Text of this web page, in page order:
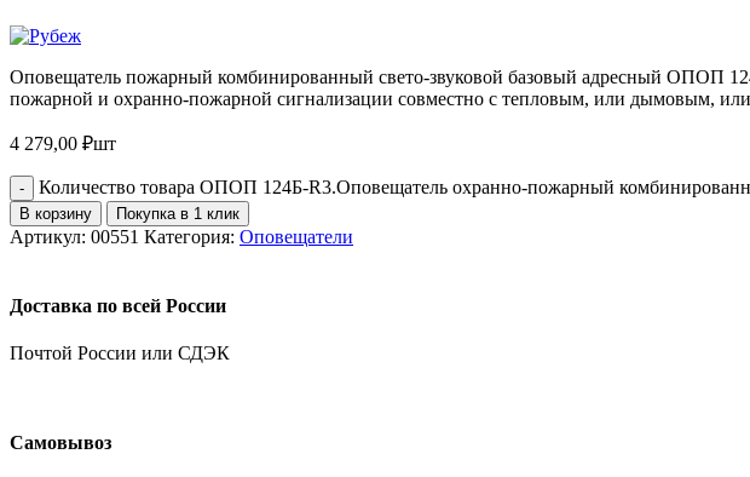
Оповещатель пожарный комбинированный свето-звуковой базовый адресный ОПОП
пожарной и охранно-пожарной сигнализации совместно с тепловым, или дымовым,
4 279,00 ₽шт
Количество товара ОПОП 124Б-R3.Оповещатель охранно-пожарный
В корзину Покупка в 1 клик
Артикул: 00551 Категория: Оповещатели
Доставка по всей России
Почтой России или СДЭК
Самовывоз